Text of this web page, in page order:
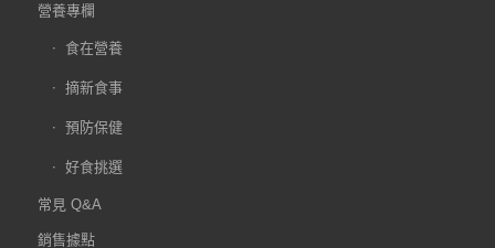
營養專欄
食在營養
摘新食事
預防保健
好食挑選
常見 Q&A
銷售據點